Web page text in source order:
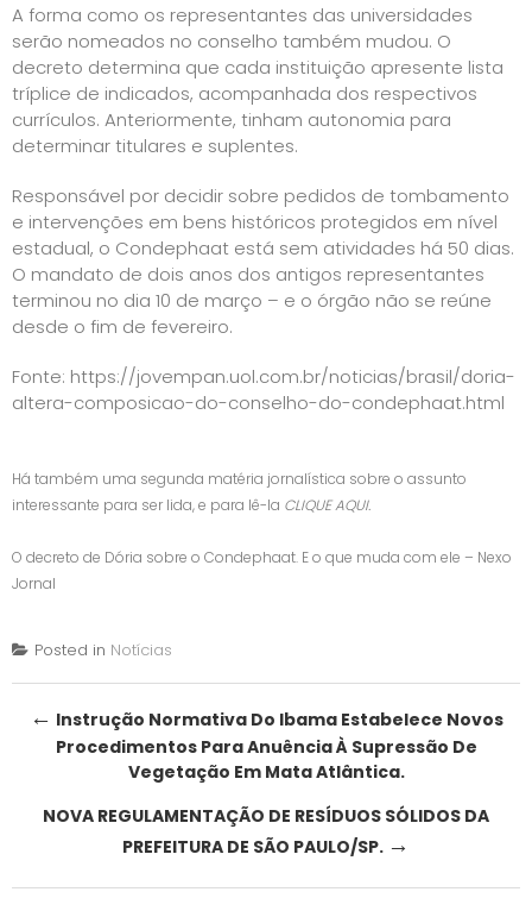
A forma como os representantes das universidades
serão nomeados no conselho também mudou. O
decreto determina que cada instituição apresente lista
tríplice de indicados, acompanhada dos respectivos
currículos. Anteriormente, tinham autonomia para
determinar titulares e suplentes.
Responsável por decidir sobre pedidos de tombamento
e intervenções em bens históricos protegidos em nível
estadual, o Condephaat está sem atividades há 50 dias.
O mandato de dois anos dos antigos representantes
terminou no dia 10 de março – e o órgão não se reúne
desde o fim de fevereiro.
Fonte: https://jovempan.uol.com.br/noticias/brasil/doria-
altera-composicao-do-conselho-do-condephaat.html
Há também uma segunda matéria jornalística sobre o assunto
interessante para ser lida, e para lê-la CLIQUE AQUI.
O decreto de Dória sobre o Condephaat. E o que muda com ele – Nexo
Jornal
Posted in Notícias
Post
navigation
← Instrução Normativa Do Ibama Estabelece Novos
Procedimentos Para Anuência À Supressão De
Vegetação Em Mata Atlântica.
NOVA REGULAMENTAÇÃO DE RESÍDUOS SÓLIDOS DA
PREFEITURA DE SÃO PAULO/SP. →